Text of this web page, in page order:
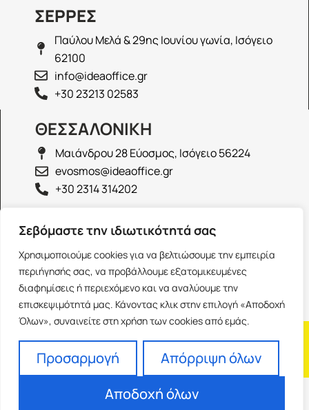
Σεβόμαστε την ιδιωτικότητά σας
Χρησιμοποιούμε cookies για να βελτιώσουμε την εμπειρία
περιήγησής σας, να προβάλλουμε εξατομικευμένες
διαφημίσεις ή περιεχόμενο και να αναλύουμε την
επισκεψιμότητά μας. Κάνοντας κλικ στην επιλογή «Αποδοχή
Όλων», συναινείτε στη χρήση των cookies από εμάς.
Προσαρμογή
Απόρριψη όλων
Αποδοχή όλων
ΣΕΡΡΕΣ
Παύλου Μελά & 29ης Ιουνίου γωνία, Ισόγειο
62100
info@ideaoffice.gr
+30 23213 02583
ΘΕΣΣΑΛΟΝΙΚΗ
Μαιάνδρου 28 Εύοσμος, Ισόγειο 56224
evosmos@ideaoffice.gr
+30 2314 314202
ΙΩΑΝΝΙΝΑ
Γεώργιου Καραϊσκάκη 38, Ισόγειο 45444
ioannina@ideaoffice.gr
+30 26516 08616
Franchise
Όροι Χρήσης
Powered by